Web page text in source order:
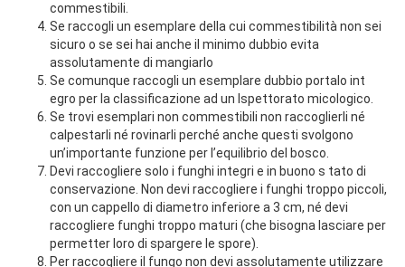
commestibili.
Se raccogli un esemplare della cui commestibilità non sei
sicuro o se sei hai anche il minimo dubbio evita
assolutamente di mangiarlo
Se comunque raccogli un esemplare dubbio portalo int
egro per la classificazione ad un Ispettorato micologico.
Se trovi esemplari non commestibili non raccoglierli né
calpestarli né rovinarli perché anche questi svolgono
un’importante funzione per l’equilibrio del bosco.
Devi raccogliere solo i funghi integri e in buono s tato di
conservazione. Non devi raccogliere i funghi troppo piccoli,
con un cappello di diametro inferiore a 3 cm, né devi
raccogliere funghi troppo maturi (che bisogna lasciare per
permetter loro di spargere le spore).
Per raccogliere il fungo non devi assolutamente utilizzare